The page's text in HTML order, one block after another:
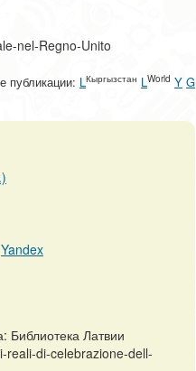
nel-Regno-Unito
публикации: LКыргызстан LWorld Y G
Yandex
Библиотека Латвии
reali-di-celebrazione-dell-